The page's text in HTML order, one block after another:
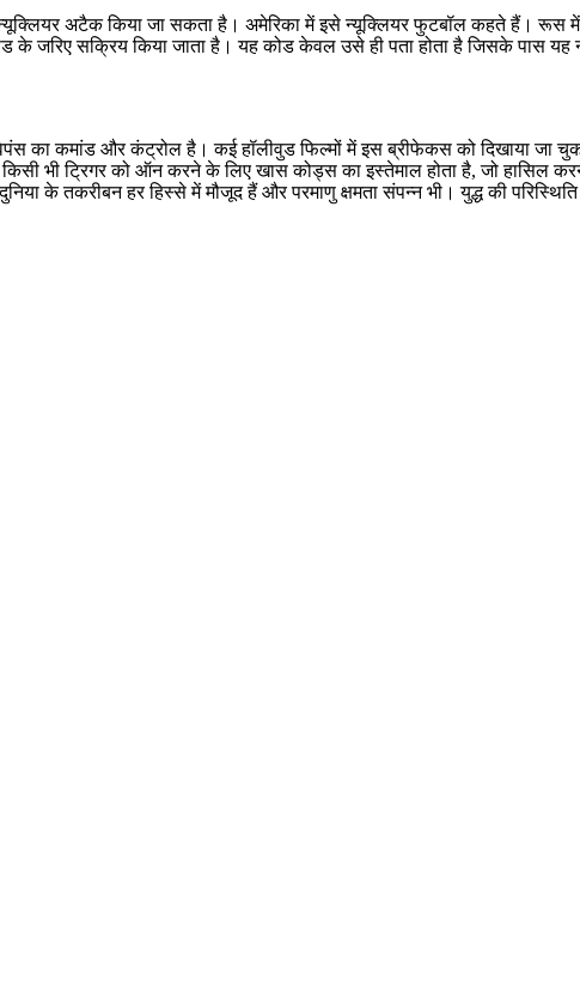
अटैक किया जा सकता है। अमेरिका में इसे न्यूक्लियर फुटबॉल कहते हैं। रूस
के जरिए सक्रिय किया जाता है। यह कोड केवल उसे ही पता होता है जिसके पास यह
का कमांड और कंट्रोल है। कई हॉलीवुड फिल्‍मों में इस ब्रीफेकस को दिखाया जा
भी ट्रिगर को ऑन करने के लिए खास कोड्स का इस्तेमाल होता है, जो हासिल
के तकरीबन हर हिस्से में मौजूद हैं और परमाणु क्षमता संपन्न भी। युद्ध की